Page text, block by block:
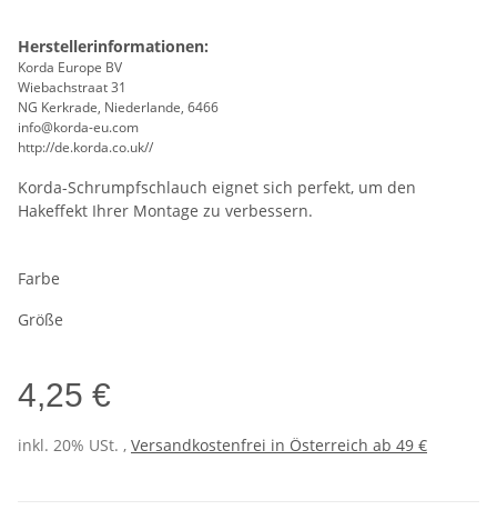
Herstellerinformationen:
Korda Europe BV
Wiebachstraat 31
NG Kerkrade, Niederlande, 6466
info@korda-eu.com
http://de.korda.co.uk//
Korda-Schrumpfschlauch eignet sich perfekt, um den
Hakeffekt Ihrer Montage zu verbessern.
Farbe
Größe
4,25 €
inkl. 20% USt. , Versandkostenfrei in Österreich ab 49 €